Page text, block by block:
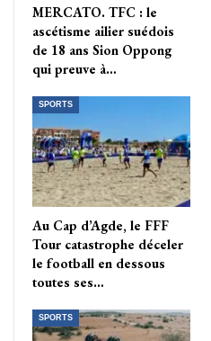
MERCATO. TFC : le
ascétisme ailier suédois
de 18 ans Sion Oppong
qui preuve à…
SPORTS
Au Cap d’Agde, le FFF
Tour catastrophe déceler
le football en dessous
toutes ses…
SPORTS